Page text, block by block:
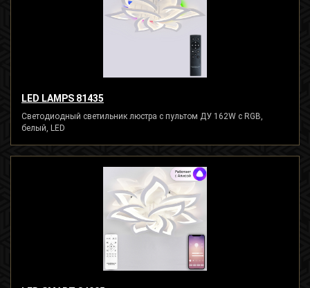
LED LAMPS 81435
Светодиодный светильник люстра с пультом ДУ 162W с RGB,
белый, LED